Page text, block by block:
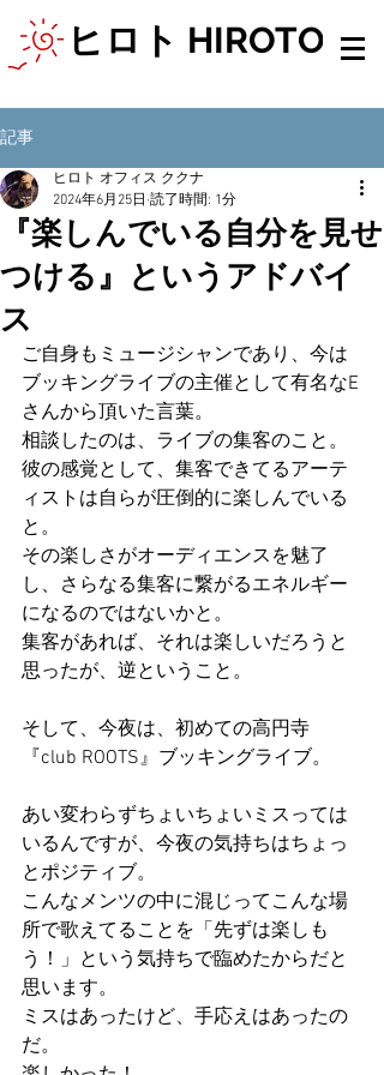
ヒロト HIROTO
記事
『楽しんでいる自分を見せ
つける』というアドバイ
ス
ヒロト オフィス ククナ
2024年6月25日 読了時間: 1分
ご自身もミュージシャンであり、今は
ブッキングライブの主催として有名なE
さんから頂いた言葉。
相談したのは、ライブの集客のこと。
彼の感覚として、集客できてるアーテ
ィストは自らが圧倒的に楽しんでいる
と。
その楽しさがオーディエンスを魅了
し、さらなる集客に繋がるエネルギー
になるのではないかと。
集客があれば、それは楽しいだろうと
思ったが、逆ということ。
そして、今夜は、初めての高円寺
『club ROOTS』ブッキングライブ。
あい変わらずちょいちょいミスっては
いるんですが、今夜の気持ちはちょっ
とポジティブ。
こんなメンツの中に混じってこんな場
所で歌えてることを「先ずは楽しも
う！」という気持ちで臨めたからだと
思います。
ミスはあったけど、手応えはあったの
だ。